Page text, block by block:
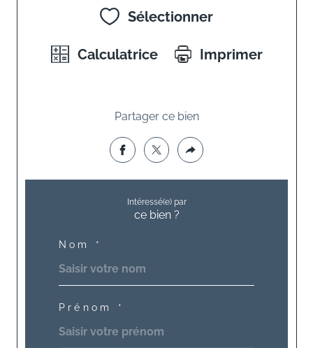
Sélectionner
Calculatrice Imprimer
Partager ce bien
Intéressé(e) par
ce bien ?
Nom *
Prénom *